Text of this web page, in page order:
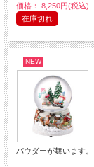
価格： 8,250円(税込)
在庫切れ
NEW
パウダーが舞います。